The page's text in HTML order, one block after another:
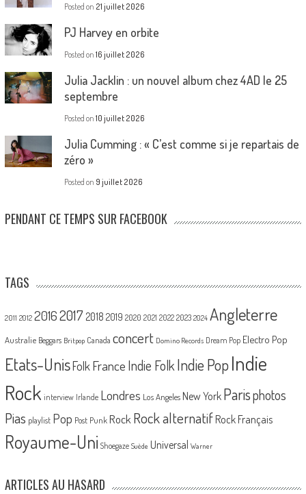
Posted on 21 juillet 2026
PJ Harvey en orbite
Posted on 16 juillet 2026
Julia Jacklin : un nouvel album chez 4AD le 25
septembre
Posted on 10 juillet 2026
Julia Cumming : « C’est comme si je repartais de
zéro »
Posted on 9 juillet 2026
PENDANT CE TEMPS SUR FACEBOOK
TAGS
2011 2012 20162017 2018 2019 2020 2021 2022 2023 2024 Angleterre
Australie Beggars Britpop Canada concert Domino Records Dream Pop Electro Pop
Etats-UnisFolk France Indie Folk Indie PopIndie
Rock interview Irlande Londres Los Angeles New York Parisphotos
Pias playlist Pop Post Punk Rock Rock alternatif Rock Français
Royaume-Uni Shoegaze Suède Universal Warner
ARTICLES AU HASARD